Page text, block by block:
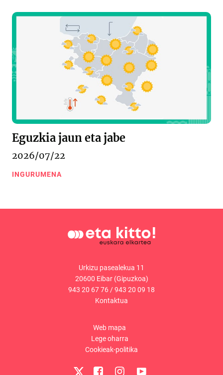
Eguzkia jaun eta jabe
2026/07/22
INGURUMENA
Urkizu pasealekua 11
20600 Eibar (Gipuzkoa)
943 20 67 76 /943 20 09 18
Kontaktua
Web mapa
Lege oharra
Cookieak-politika